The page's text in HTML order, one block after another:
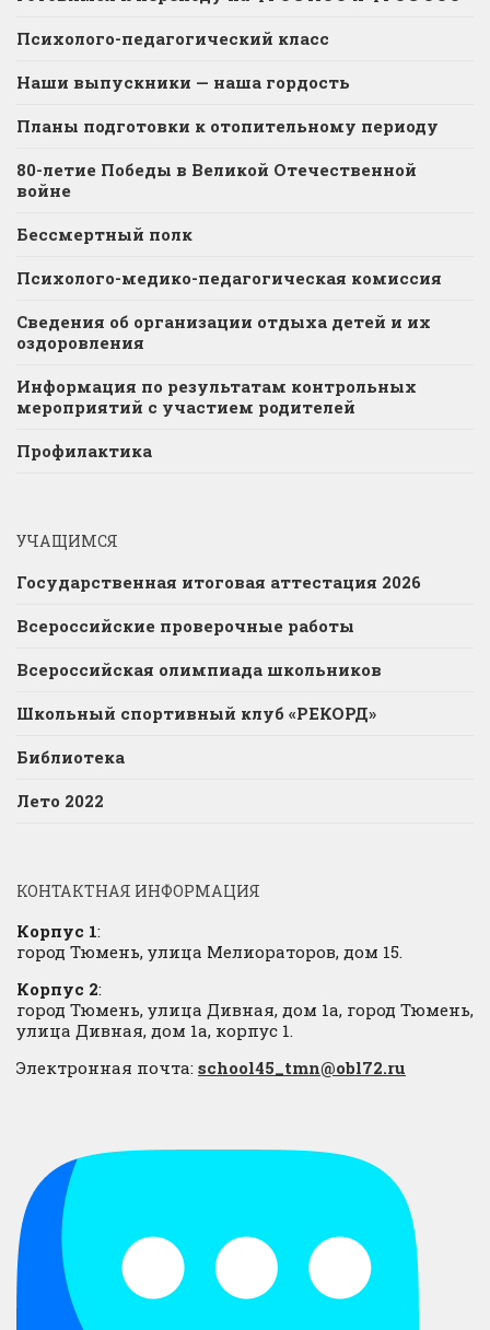
Психолого-педагогический класс
Наши выпускники — наша гордость
Планы подготовки к отопительному периоду
80-летие Победы в Великой Отечественной
войне
Бессмертный полк
Психолого-медико-педагогическая комиссия
Сведения об организации отдыха детей и их
оздоровления
Информация по результатам контрольных
мероприятий с участием родителей
Профилактика
УЧАЩИМСЯ
Государственная итоговая аттестация 2026
Всероссийские проверочные работы
Всероссийская олимпиада школьников
Школьный спортивный клуб «РЕКОРД»
Библиотека
Лето 2022
КОНТАКТНАЯ ИНФОРМАЦИЯ
Корпус 1:
город Тюмень, улица Мелиораторов, дом 15.
Корпус 2:
город Тюмень, улица Дивная, дом 1а, город Тюмень,
улица Дивная, дом 1а, корпус 1.
Электронная почта: school45_tmn@obl72.ru